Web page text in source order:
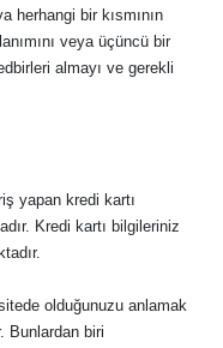
herhangi bir kısmının
veya üçüncü bir
almayı ve gerekli
yapan kredi kartı
Kredi kartı bilgileriniz
olduğunuzu anlamak
Bunlardan biri